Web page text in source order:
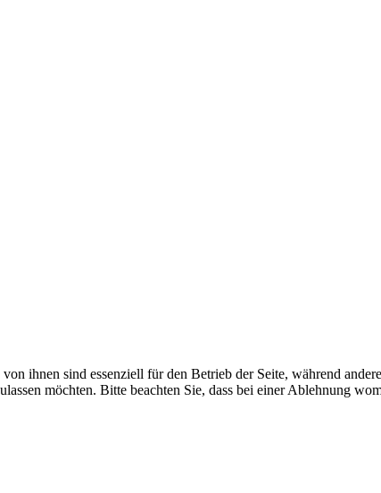
ihnen sind essenziell für den Betrieb der Seite, während
möchten. Bitte beachten Sie, dass bei einer Ablehnung